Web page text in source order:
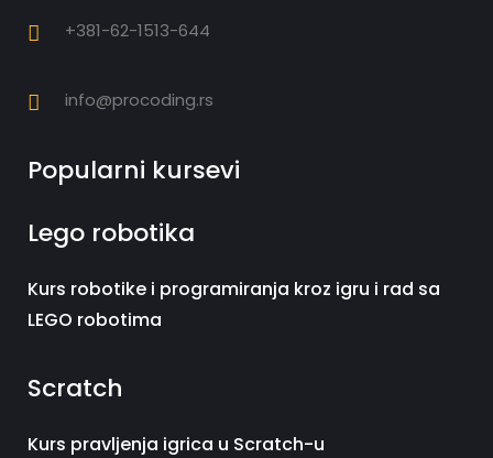
+381-62-1513-644
info@procoding.rs
Popularni kursevi
Lego robotika
Kurs robotike i programiranja kroz igru i rad sa
LEGO robotima
Scratch
Kurs pravljenja igrica u Scratch-u